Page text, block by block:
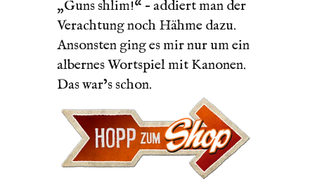
„Guns shlim!“ – addiert man der
Verachtung noch Hähme dazu.
Ansonsten ging es mir nur um ein
albernes Wortspiel mit Kanonen.
Das war’s schon.